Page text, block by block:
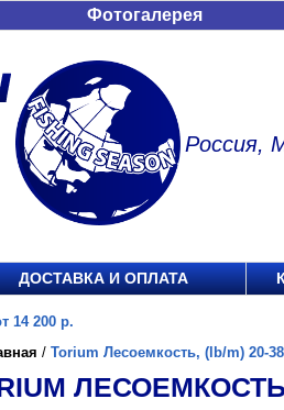
Фотогалерея
Россия,
ДОСТАВКА И ОПЛАТА
14 200 р.
/ Torium Лесоемкость, (lb/m) 20-